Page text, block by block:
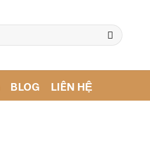
BLOG LIÊN HỆ